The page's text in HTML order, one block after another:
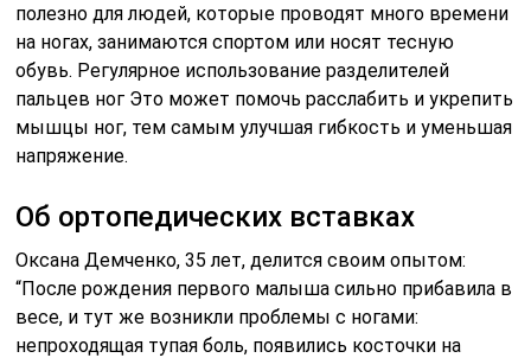
полезно для людей, которые проводят много времени
на ногах, занимаются спортом или носят тесную
обувь. Регулярное использование разделителей
пальцев ног Это может помочь расслабить и укрепить
мышцы ног, тем самым улучшая гибкость и уменьшая
напряжение.
Об ортопедических вставках
Оксана Демченко, 35 лет, делится своим опытом:
“После рождения первого малыша сильно прибавила в
весе, и тут же возникли проблемы с ногами:
непроходящая тупая боль, появились косточки на